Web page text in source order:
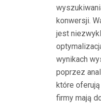
konwersji.
jest
wynikach
poprzez
które
firmy mają